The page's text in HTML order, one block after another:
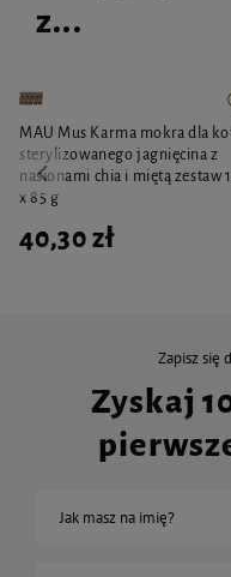
z...
MAU Mus Karma mokra dla
sterylizowanego jagnięcina z
nasionami chia i miętą zestaw
x 85 g
40,30 zł
Zapisz się
Zyskaj
Jak masz na imię?